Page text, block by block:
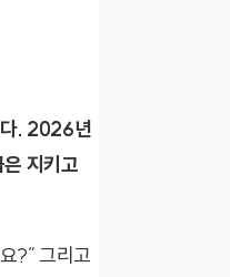
다. 2026년
지키고
?” 그리고